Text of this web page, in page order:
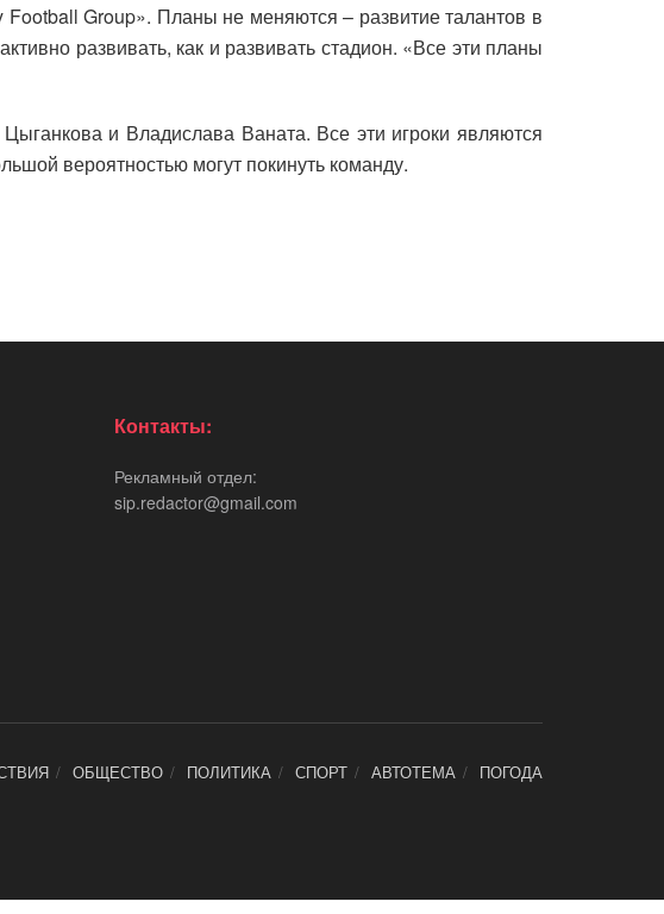
Group». Планы не меняются – развитие талантов в
развивать, как и развивать стадион. «Все эти планы
и Владислава Ваната. Все эти игроки являются
вероятностью могут покинуть команду.
Контакты:
Рекламный отдел:
sip.redactor@gmail.com
ОБЩЕСТВО ПОЛИТИКА СПОРТ АВТОТЕМА ПОГОДА